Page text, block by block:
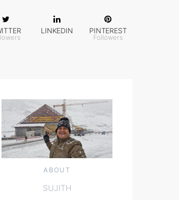
LINKEDIN PINTEREST
Followers
ABOUT
SUJITH